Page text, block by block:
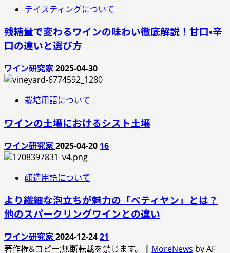
テイスティングについて
残糖量で変わるワインの味わい徹底解説！甘口・辛
口の違いと選び方
ワイン研究家2025-04-30
栽培用語について
ワインの土壌におけるシスト土壌
ワイン研究家2025-04-20 16
醸造用語について
より繊細な泡立ちが魅力の「ペティヤン」とは？
他のスパークリングワインとの違い
ワイン研究家2024-12-2421
著作権&コピー;無断転載を禁じます。
| MoreNews by AF